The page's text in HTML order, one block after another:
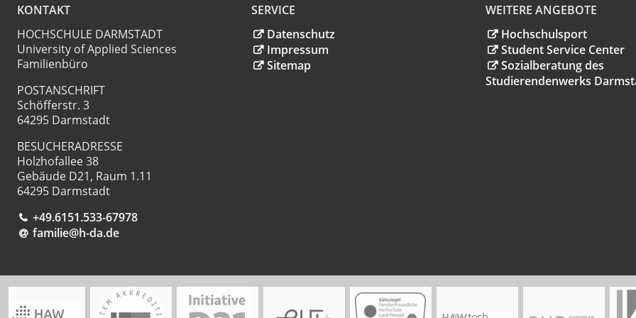
KONTAKT
HOCHSCHULE DARMSTADT
University of Applied Sciences
Familienbüro
POSTANSCHRIFT
Schöfferstr. 3
64295 Darmstadt
BESUCHERADRESSE
Holzhofallee 38
Gebäude D21, Raum 1.11
64295 Darmstadt
+49.6151.533-67978
familie@h-da.de
SERVICE
Datenschutz
Impressum
Sitemap
WEITERE ANGEBOTE
Hochschulsport
Student Service Center
Sozialberatung des
Studierendenwerks